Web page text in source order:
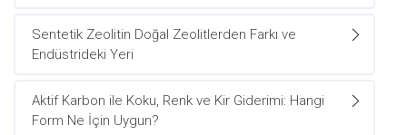
Sentetik Zeolitin Doğal Zeolitlerden Farkı ve
Endüstrideki Yeri
Aktif Karbon ile Koku, Renk ve Kir Giderimi: Hangi
Form Ne İçin Uygun?